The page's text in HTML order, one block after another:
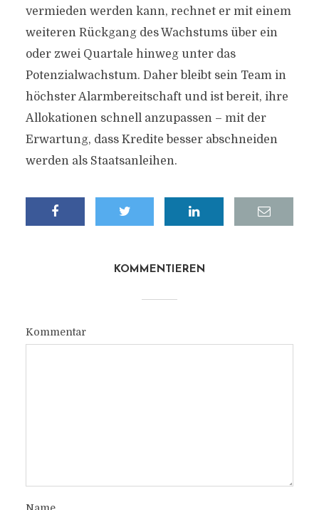
vermieden werden kann, rechnet er mit einem
weiteren Rückgang des Wachstums über ein
oder zwei Quartale hinweg unter das
Potenzialwachstum. Daher bleibt sein Team in
höchster Alarmbereitschaft und ist bereit, ihre
Allokationen schnell anzupassen – mit der
Erwartung, dass Kredite besser abschneiden
werden als Staatsanleihen.
KOMMENTIEREN
Kommentar